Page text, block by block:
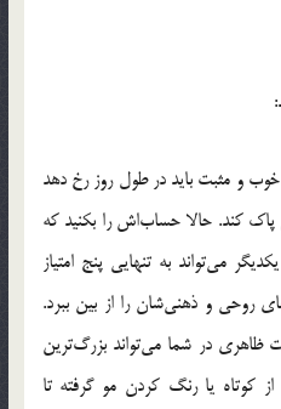
و مثبت بايد در طول روز رخ دهد
پاک کند. حالا حساب‌اش را بکنيد که
مي‌تواند به تنهايي پنج امتياز
روحي و ذهني‌شان را از بين ببرد.
ظاهري در شما مي‌تواند بزرگ‌ترين
کوتاه يا رنگ کردن مو گرفته تا